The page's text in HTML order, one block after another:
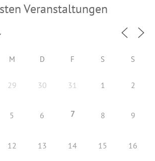
Veranstaltungen
M D F S S
29 30 31 1 2
5 6 7 8 9
12 13 14 15 16